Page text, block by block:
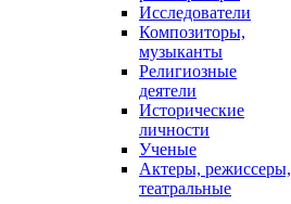
Исследователи
Композиторы,
музыканты
Религиозные
деятели
Исторические
личности
Ученые
Актеры, режиссеры,
театральные